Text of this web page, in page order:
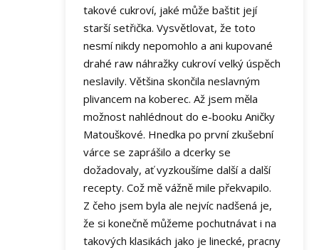
takové cukroví, jaké může baštit její
starší setřička. Vysvětlovat, že toto
nesmí nikdy nepomohlo a ani kupované
drahé raw náhražky cukroví velký úspěch
neslavily. Většina skončila neslavným
plivancem na koberec. Až jsem měla
možnost nahlédnout do e-booku Aničky
Matouškové. Hnedka po první zkušební
várce se zaprášilo a dcerky se
dožadovaly, ať vyzkoušíme další a další
recepty. Což mě vážně mile překvapilo.
Z čeho jsem byla ale nejvíc nadšená je,
že si konečně můžeme pochutnávat i na
takových klasikách jako je linecké, pracny